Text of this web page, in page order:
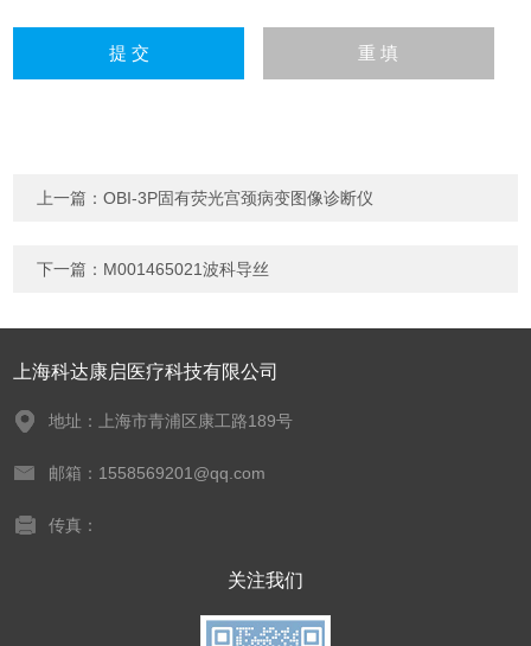
上一篇：OBI-3P固有荧光宫颈病变图像诊断仪
下一篇： M001465021波科导丝
上海科达康启医疗科技有限公司
地址：上海市青浦区康工路189号
邮箱：1558569201@qq.com
传真：
关注我们